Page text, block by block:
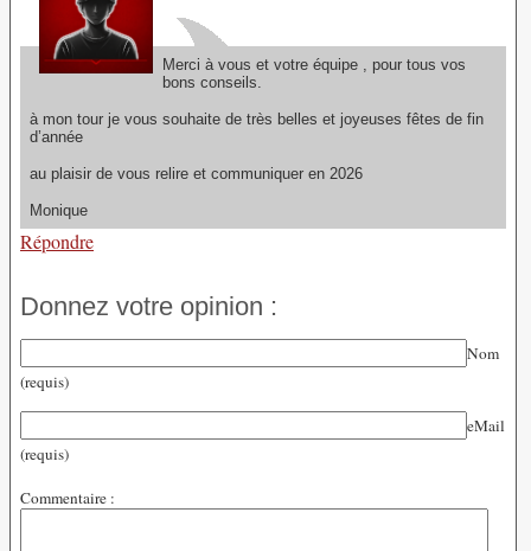
Merci à vous et votre équipe , pour tous vos
bons conseils.
à mon tour je vous souhaite de très belles et joyeuses fêtes de fin
d’année
au plaisir de vous relire et communiquer en 2026
Monique
Répondre
Donnez votre opinion :
Nom
(requis)
eMail
(requis)
Commentaire :